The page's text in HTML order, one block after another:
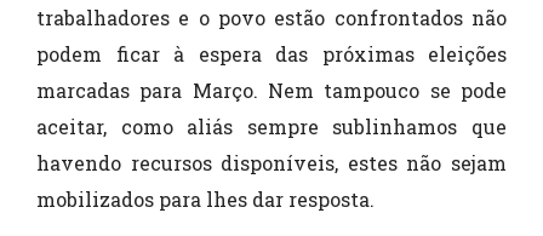
trabalhadores e o povo estão confrontados não
podem ficar à espera das próximas eleições
marcadas para Março. Nem tampouco se pode
aceitar, como aliás sempre sublinhamos que
havendo recursos disponíveis, estes não sejam
mobilizados para lhes dar resposta.